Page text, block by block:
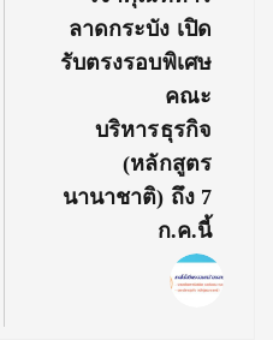
ลาดกระบัง เปิด
รับตรงรอบพิเศษ
คณะ
บริหารธุรกิจ
(หลักสูตร
นานาชาติ) ถึง 7
ก.ค.นี้